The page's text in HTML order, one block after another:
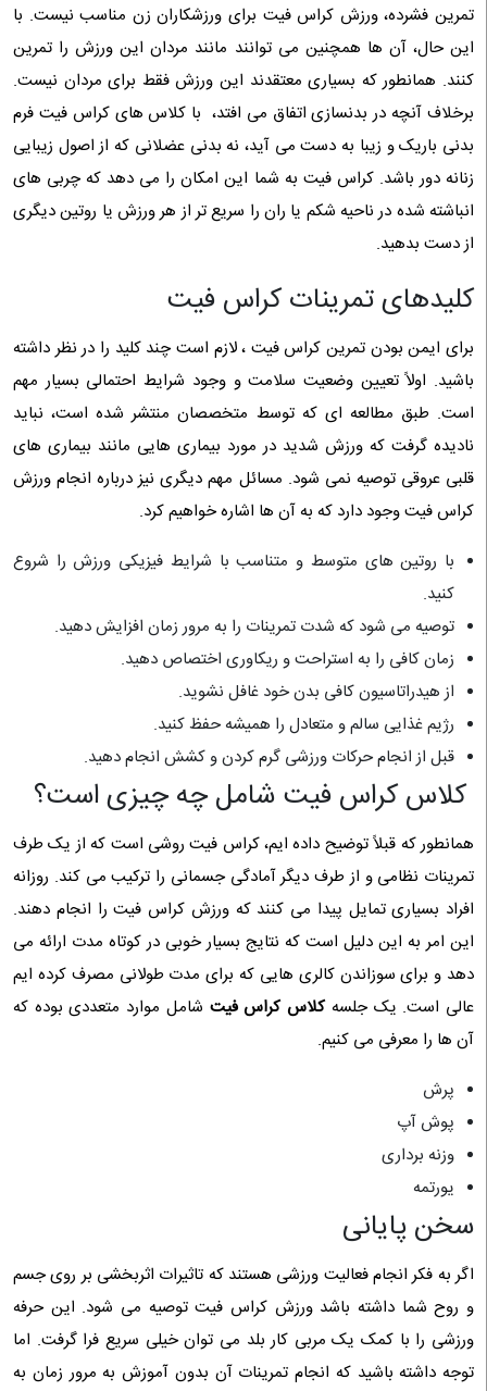
تمرین فشرده، ورزش کراس فیت برای ورزشکاران زن مناسب نیست. با
این حال، آن ها همچنین می توانند مانند مردان این ورزش را تمرین
کنند. همانطور که بسیاری معتقدند این ورزش فقط برای مردان نیست.
برخلاف آنچه در بدنسازی اتفاق می ‌افتد، با کلاس ‌های کراس‌ فیت فرم
بدنی باریک و زیبا به دست می ‌آید، نه بدنی عضلانی که از اصول زیبایی
زنانه دور باشد. کراس فیت به شما این امکان را می دهد که چربی های
انباشته شده در ناحیه شکم یا ران را سریع تر از هر ورزش یا روتین دیگری
از دست بدهید.
کلیدهای تمرینات کراس فیت
برای ایمن بودن تمرین کراس فیت ، لازم است چند کلید را در نظر داشته
باشید. اولاً تعیین وضعیت سلامت و وجود شرایط احتمالی بسیار مهم
است. طبق مطالعه ای که توسط متخصصان منتشر شده است، نباید
نادیده گرفت که ورزش شدید در مورد بیماری هایی مانند بیماری های
قلبی عروقی توصیه نمی شود. مسائل مهم دیگری نیز درباره انجام ورزش
کراس فیت وجود دارد که به آن ها اشاره خواهیم کرد.
با روتین های متوسط ​​و متناسب با شرایط فیزیکی ورزش را شروع
کنید.
توصیه می شود که شدت تمرینات را به مرور زمان افزایش دهید.
زمان کافی را به استراحت و ریکاوری اختصاص دهید.
از هیدراتاسیون کافی بدن خود غافل نشوید.
رژیم غذایی سالم و متعادل را همیشه حفظ کنید.
قبل از انجام حرکات ورزشی گرم کردن و کشش انجام دهید.
کلاس کراس فیت شامل چه چیزی است؟
همانطور که قبلاً توضیح داده ایم، کراس فیت روشی است که از یک طرف
تمرینات نظامی و از طرف دیگر آمادگی جسمانی را ترکیب می کند. روزانه
افراد بسیاری تمایل پیدا می کنند که ورزش کراس فیت را انجام دهند.
این امر به این دلیل است که نتایج بسیار خوبی در کوتاه مدت ارائه می
دهد و برای سوزاندن کالری هایی که برای مدت طولانی مصرف کرده ایم
عالی است. یک جلسهکلاس کراس فیت شامل موارد متعددی بوده که
آن ها را معرفی می کنیم.
پرش
پوش آپ
وزنه برداری
یورتمه
سخن پایانی
اگر به فکر انجام فعالیت ورزشی هستند که تاثیرات اثربخشی بر روی جسم
و روح شما داشته باشد ورزش کراس فیت توصیه می شود. این حرفه
ورزشی را با کمک یک مربی کار بلد می توان خیلی سریع فرا گرفت. اما
توجه داشته باشید که انجام تمرینات آن بدون آموزش به مرور زمان به